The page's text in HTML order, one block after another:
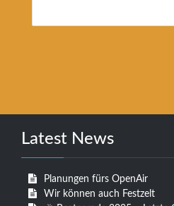
Latest News
Planungen fürs OpenAir
Wir können auch Festzelt